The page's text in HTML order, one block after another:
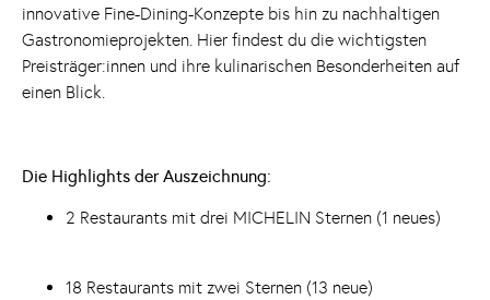
innovative Fine-Dining-Konzepte bis hin zu nachhaltigen
Gastronomieprojekten. Hier findest du die wichtigsten
Preisträger:innen und ihre kulinarischen Besonderheiten auf
einen Blick.
Die Highlights der Auszeichnung:
2 Restaurants mit drei MICHELIN Sternen (1 neues)
18 Restaurants mit zwei Sternen (13 neue)